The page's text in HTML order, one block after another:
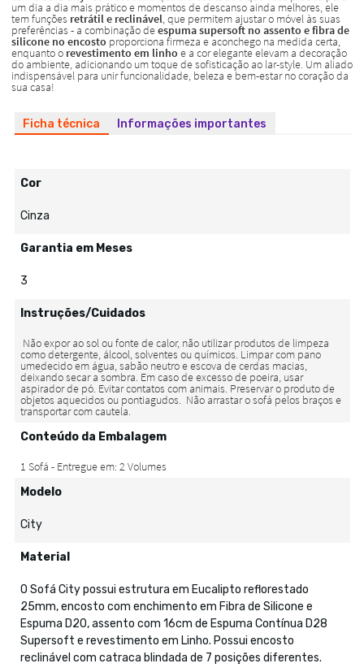
Ficha técnica Informações importantes
Cor
Cinza
Garantia em Meses
3
Instruções/Cuidados
Conteúdo da Embalagem
Modelo
City
Material
O Sofá City possui estrutura em Eucalipto reflorestado
25mm, encosto com enchimento em Fibra de Silicone e
Espuma D20, assento com 16cm de Espuma Contínua D28
Supersoft e revestimento em Linho. Possui encosto
reclinável com catraca blindada de 7 posições diferentes.